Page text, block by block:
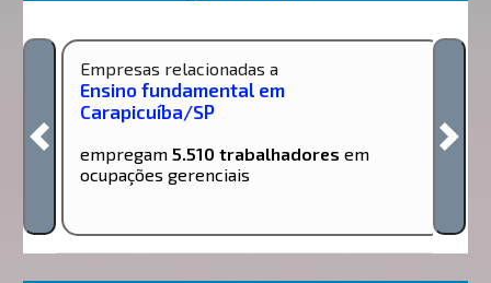
Empresas relacionadas a
Ensino fundamental em
Carapicuíba/SP
empregam 5.510 trabalhadores em
ocupações gerenciais